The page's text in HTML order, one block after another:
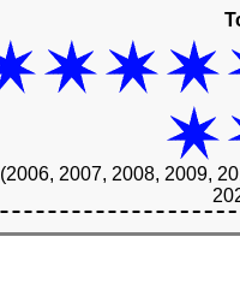
(2006, 2007, 2008, 2009,